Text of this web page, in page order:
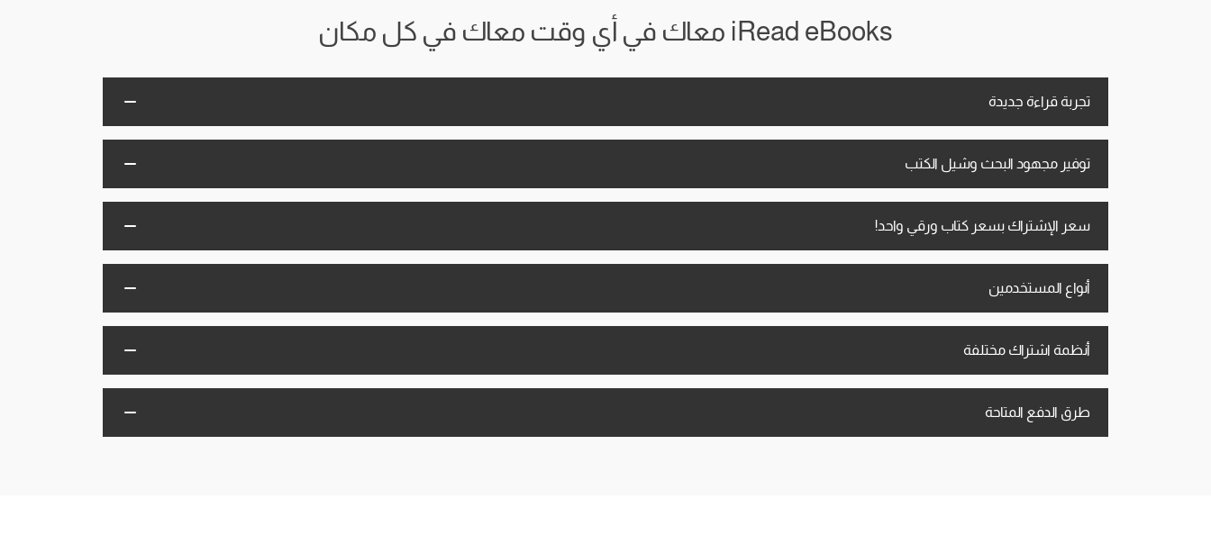
iRead eBooks معاك في أي وقت معاك في كل مكان
تجربة قراءة جديدة
توفير مجهود البحث وشيل الكتب
سعر الإشتراك بسعر كتاب ورقي واحد!
أنواع المستخدمين
أنظمة اشتراك مختلفة
طرق الدفع المتاحة